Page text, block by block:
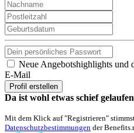
Neue Angebotshighlights und
E-Mail
Profil erstellen
Da ist wohl etwas schief
Mit dem Klick auf "Registrieren"
Datenschutzbestimmungen der